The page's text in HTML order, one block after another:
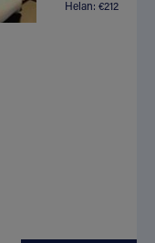
Helan: €212